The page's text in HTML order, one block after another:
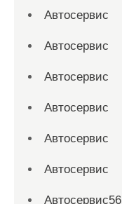
Автосервис
Автосервис
Автосервис
Автосервис
Автосервис
Автосервис
Автосервис56